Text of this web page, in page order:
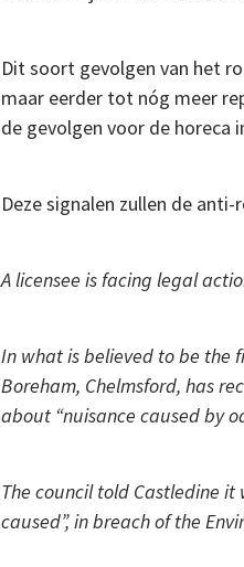
Dit soort gevolgen van het
maar eerder tot nóg meer
de gevolgen voor de horeca
Deze signalen zullen de
A licensee is facing legal
In what is believed to be the
Boreham, Chelmsford, has
about “nuisance caused by
The council told Castledine
caused”, in breach of the